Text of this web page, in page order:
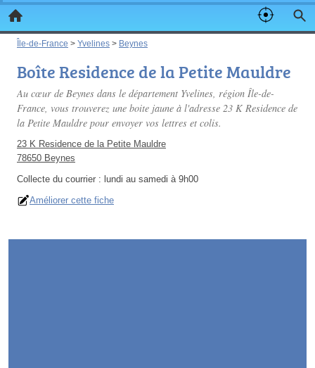
Île-de-France > Yvelines > Beynes
Boîte Residence de la Petite Mauldre
Au cœur de Beynes dans le département Yvelines, région Île-de-
France, vous trouverez une boite jaune à l'adresse 23 K Residence de
la Petite Mauldre pour envoyer vos lettres et colis.
23 K Residence de la Petite Mauldre
78650 Beynes
Collecte du courrier : lundi au samedi à 9h00
Améliorer cette fiche